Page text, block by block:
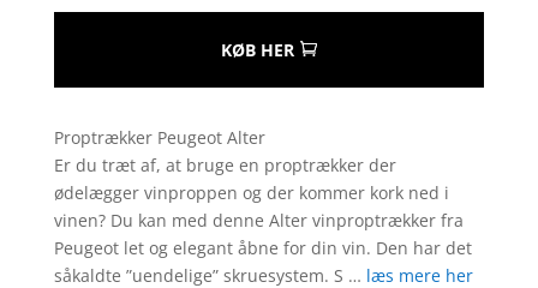
KØB HER
Proptrækker Peugeot Alter
Er du træt af, at bruge en proptrækker der
ødelægger vinproppen og der kommer kork ned i
vinen? Du kan med denne Alter vinproptrækker fra
Peugeot let og elegant åbne for din vin. Den har det
såkaldte ”uendelige” skruesystem. S … læs mere her